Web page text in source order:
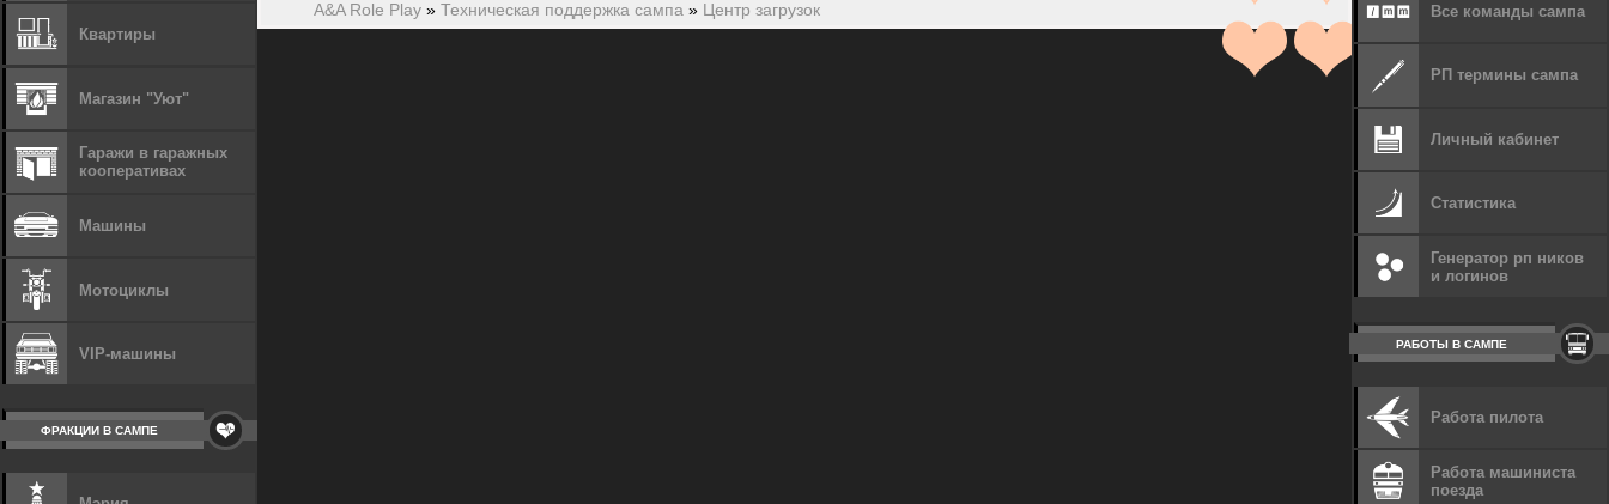
A&A Role Play »Техническая поддержка сампа » Центр загрузок
Квартиры
Магазин "Уют"
Гаражи в гаражных
кооперативах
Машины
Мотоциклы
VIP-машины
ФРАКЦИИ В САМПЕ
Все команды сампа
РП термины сампа
Личный кабинет
Статистика
Генератор рп ников
и логинов
РАБОТЫ В САМПЕ
Работа пилота
Работа машиниста
поезда